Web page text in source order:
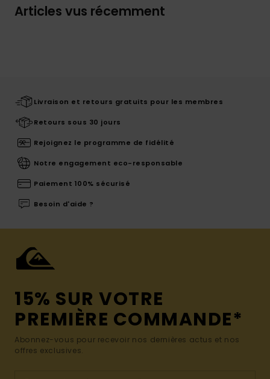
Articles vus récemment
Livraison et retours gratuits pour les membres
Retours sous 30 jours
Rejoignez le programme de fidélité
Notre engagement eco-responsable
Paiement 100% sécurisé
Besoin d'aide ?
15% SUR VOTRE
PREMIÈRE COMMANDE*
Abonnez-vous pour recevoir nos dernières actus et nos
offres exclusives.